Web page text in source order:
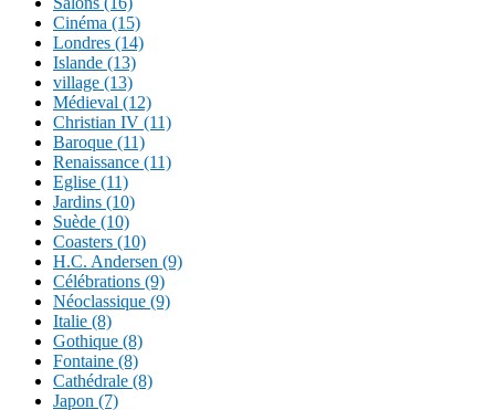
Cinéma (15)
Londres (14)
Islande (13)
village (13)
Médieval (12)
Christian IV (11)
Baroque (11)
Renaissance (11)
Eglise (11)
Jardins (10)
Suède (10)
Coasters (10)
H.C. Andersen (9)
Célébrations (9)
Néoclassique (9)
Italie (8)
Gothique (8)
Fontaine (8)
Cathédrale (8)
Japon (7)